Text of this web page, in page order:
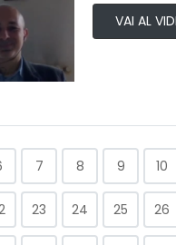
VAI AL
7 8 9 10
23 24 25 26